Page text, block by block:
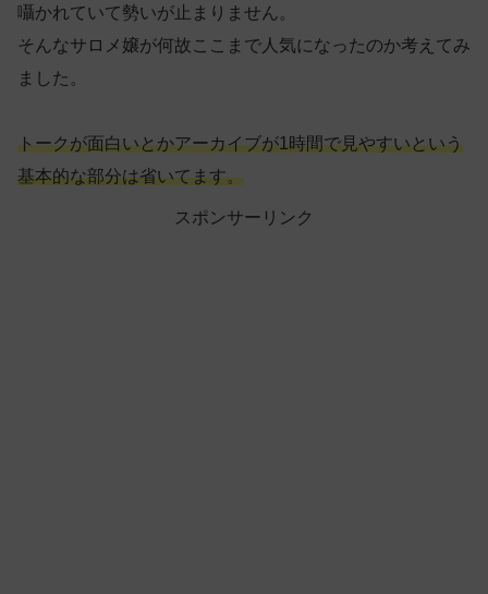
囁かれていて勢いが止まりません。
そんなサロメ嬢が何故ここまで人気になったのか考えてみ
ました。
トークが面白いとかアーカイブが1時間で見やすいという
基本的な部分は省いてます。
スポンサーリンク